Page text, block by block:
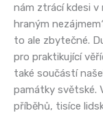
nám ztrácí kdesi
hraným
to ale zbytečné.
pro praktikující
také součástí
památky světské.
příběhů, tisíce